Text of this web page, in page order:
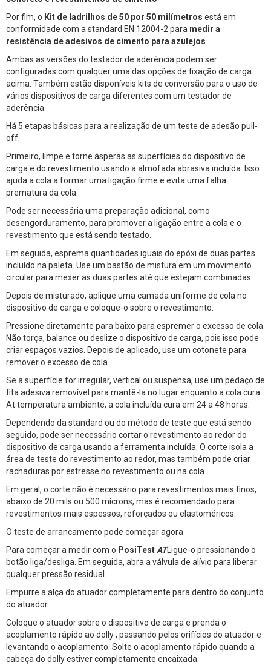
Por fim, o Kit de ladrilhos de 50 por 50 milímetros está em
conformidade com a standard EN 12004-2 para medir a
resistência de adesivos de cimento para azulejos
Ambas as versões do testador de aderência podem ser
configuradas com qualquer uma das opções de fixação de carga
acima. Também estão disponíveis kits de conversão para o uso de
vários dispositivos de carga diferentes com um testador de
aderência.
Há 5 etapas básicas para a realização de um teste de adesão pull-
off.
Primeiro, limpe e torne ásperas as superfícies do dispositivo de
carga e do revestimento usando a almofada abrasiva incluída. Isso
ajuda a cola a formar uma ligação firme e evita uma falha
prematura da cola.
Pode ser necessária uma preparação adicional, como
desengorduramento, para promover a ligação entre a cola e o
revestimento que está sendo testado.
Em seguida, esprema quantidades iguais do epóxi de duas partes
incluído na paleta. Use um bastão de mistura em um movimento
circular para mexer as duas partes até que estejam combinadas.
Depois de misturado, aplique uma camada uniforme de cola no
dispositivo de carga e coloque-o sobre o revestimento.
Pressione diretamente para baixo para espremer o excesso de cola.
Não torça, balance ou deslize o dispositivo de carga, pois isso pode
criar espaços vazios. Depois de aplicado, use um cotonete para
remover o excesso de cola.
Se a superfície for irregular, vertical ou suspensa, use um pedaço de
fita adesiva removível para mantê-la no lugar enquanto a cola cura.
At temperatura ambiente, a cola incluída cura em 24 a 48 horas.
Dependendo da standard ou do método de teste que está sendo
seguido, pode ser necessário cortar o revestimento ao redor do
dispositivo de carga usando a ferramenta incluída. O corte isola a
área de teste do revestimento ao redor, mas também pode criar
rachaduras por estresse no revestimento ou na cola.
Em geral, o corte não é necessário para revestimentos mais finos,
abaixo de 20 mils ou 500 mícrons, mas é recomendado para
revestimentos mais espessos, reforçados ou elastoméricos.
O teste de arrancamento pode começar agora.
Para começar a medir com o PosiTest ATLigue-o pressionando o
botão liga/desliga. Em seguida, abra a válvula de alívio para liberar
qualquer pressão residual.
Empurre a alça do atuador completamente para dentro do conjunto
do atuador.
Coloque o atuador sobre o dispositivo de carga e prenda o
acoplamento rápido ao dolly , passando pelos orifícios do atuador e
levantando o acoplamento. Solte o acoplamento rápido quando a
cabeça do dolly estiver completamente encaixada.